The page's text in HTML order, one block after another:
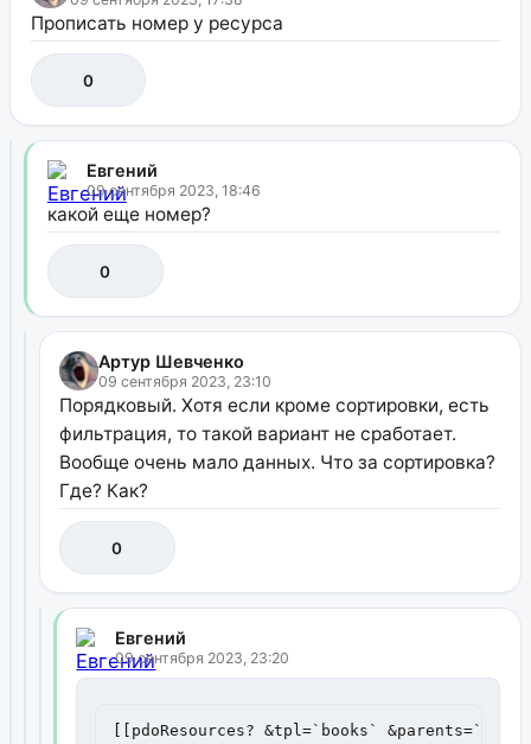
Прописать номер у ресурса
0
Евгений
09 сентября 2023, 18:46
какой еще номер?
0
Артур Шевченко
09 сентября 2023, 23:10
Порядковый. Хотя если кроме сортировки, есть
фильтрация, то такой вариант не сработает.
Вообще очень мало данных. Что за сортировка?
Где? Как?
0
Евгений
09 сентября 2023, 23:20
[[pdoResources? &tpl=`books`